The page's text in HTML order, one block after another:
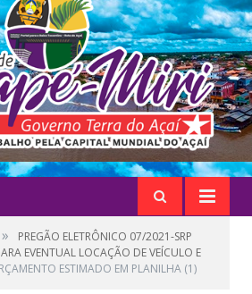
»
PREGÃO ELETRÔNICO 07/2021-SRP
EVENTUAL LOCAÇÃO DE VEÍCULO E
ESTIMADO EM PLANILHA (1)